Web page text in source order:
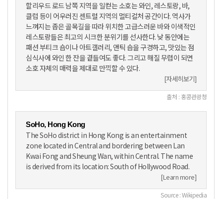
할리우드 로드 남쪽 지역을 일컫는 소호는 와인, 레스토랑, 바,
클럽 등이 어우러진 센트럴 지역의 멀티컬처 공간이다. 역사가
느껴지는 좁은 골목길을 따라 위치한 고급스러운 바와 이색적인
레스토랑들은 최고의 시크한 분위기를 선사한다. 낮 동안에는
패션 부티크 숍이나 아트갤러리, 앤틱 숍을 구경하고, 맛있는 점
심식사에 와인 한 잔을 곁들여도 좋다. 그리고 해질 무렵이 되면
소호 자체의 매력을 제대로 만끽할 수 있다.
[자세히보기]
출처 : 홍콩관광청
SoHo, Hong Kong
The SoHo district in Hong Kong is an entertainment
zone located in Central and bordering between Lan
Kwai Fong and Sheung Wan, within Central. The name
is derived from its location: South of Hollywood Road.
[Learn more]
Source : Wikipedia